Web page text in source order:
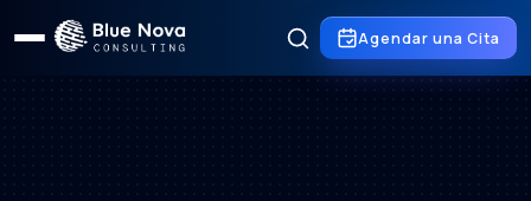
Agendar una Cita